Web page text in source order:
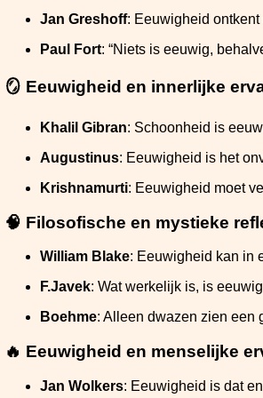
Jan Greshoff: Eeuwigheid
Paul Fort: “Niets is eeuwig,
🪞 Eeuwigheid en innerlijke
Khalil Gibran: Schoonheid is
Augustinus: Eeuwigheid is het
Krishnamurti: Eeuwigheid moet
🧠 Filosofische en mystieke
William Blake: Eeuwigheid kan in
F.Javek: Wat werkelijk is, is
Boehme: Alleen dwazen zien een
🔥 Eeuwigheid en menselijke
Jan Wolkers: Eeuwigheid is dat